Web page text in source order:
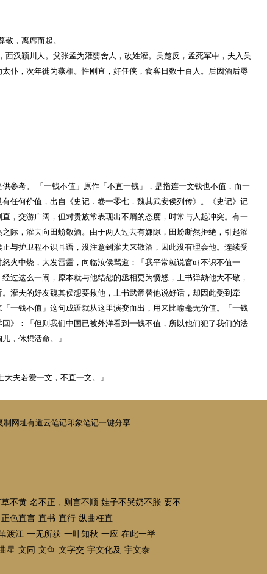
，离席而起。
西汉颍川人。父张孟为灌婴舍人，改姓灌。吴楚反，孟死军中，夫入吴
仆，次年徙为燕相。性刚直，好任侠，食客日数十百人。后因酒后辱
参考。 「一钱不值」原作「不直一钱」，是指连一文钱也不值，而一
任何价值，出自《史记．卷一零七．魏其武安侯列传》。《史记》记
，交游广阔，但对贵族常表现出不屑的态度，时常与人起冲突。有一
际，灌夫向田蚡敬酒。由于两人过去有嫌隙，田蚡断然拒绝，引起灌
与护卫程不识耳语，没注意到灌夫来敬酒，因此没有理会他。连续受
火中烧，大发雷霆，向临汝侯骂道：「我平常就说窗u{不识不值一
过这么一闹，原本就与他结怨的丞相更为愤怒，上书弹劾他大不敬，
灌夫的好友魏其侯想要救他，上书武帝替他说好话，却因此受到牵
一钱不值」这句成语就从这里演变而出，用来比喻毫无价值。「一钱
》：「但则我们中国已被外洋看到一钱不值，所以他们犯了我们的法
，休想活命。」
夫若爱一文，不直一文。」
制网址有道云笔记印象笔记一键分享
不黄 名不正，则言不顺 娃子不哭奶不胀 要不
正色直言 直书 直行 纵曲枉直
渡江 一无所获 一叶知秋 一应 在此一举
星 文同 文鱼 文字交 宇文化及 宇文泰